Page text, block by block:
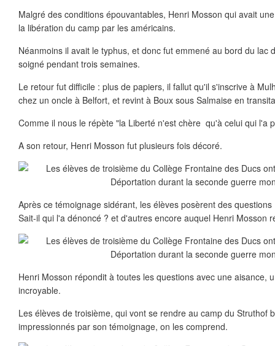
Malgré des conditions épouvantables, Henri Mosson qui avait
la libération du camp par les américains.
Néanmoins il avait le typhus, et donc fut emmené au bord du lac
soigné pendant trois semaines.
Le retour fut difficile : plus de papiers, il fallut qu'il s'inscrive à
chez un oncle à Belfort, et revint à Boux sous Salmaise en
Comme il nous le répète "la Liberté n'est chère qu'à celui qui l'a
A son retour, Henri Mosson fut plusieurs fois décoré.
Après ce témoignage sidérant, les élèves posèrent des
Sait-il qui l'a dénoncé ? et d'autres encore auquel Henri Mosson
Henri Mosson répondit à toutes les questions avec une aisance,
incroyable.
Les élèves de troisième, qui vont se rendre au camp du Struthof
impressionnés par son témoignage, on les comprend.